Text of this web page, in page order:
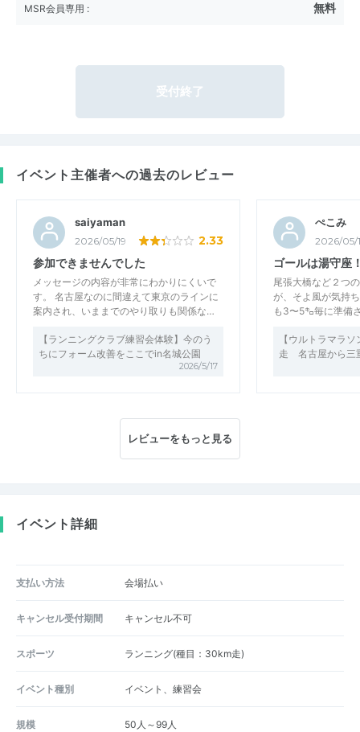
MSR会員専用 : 無料
受付終了
イベント主催者への過去のレビュー
saiyaman
2026/05/19 2.33
参加できませんでした
メッセージの内容が非常にわかりにくいで
す。 名古屋なのに間違えて東京のラインに
案内され、いままでのやり取りも関係な…
【ランニングクラブ練習会体験】今のう
ちにフォーム改善をここでin名城公園
2026/5/17
ぺこみ
2026/05/
ゴールは湯守座
尾張大橋など２つ
が、そよ風が気持
も3〜5㌔毎に準備
【ウルトラマラ
走 名古屋から三
レビューをもっと見る
イベント詳細
支払い方法 会場払い
キャンセル受付期間 キャンセル不可
スポーツ ランニング(種目：30km走)
イベント種別 イベント、練習会
規模 50人～99人